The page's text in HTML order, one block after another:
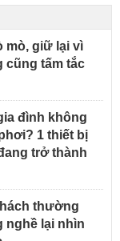
mò, giữ lại vì
cũng tấm tắc
đình không
1 thiết bị
trở thành
thường
nghề lại nhìn